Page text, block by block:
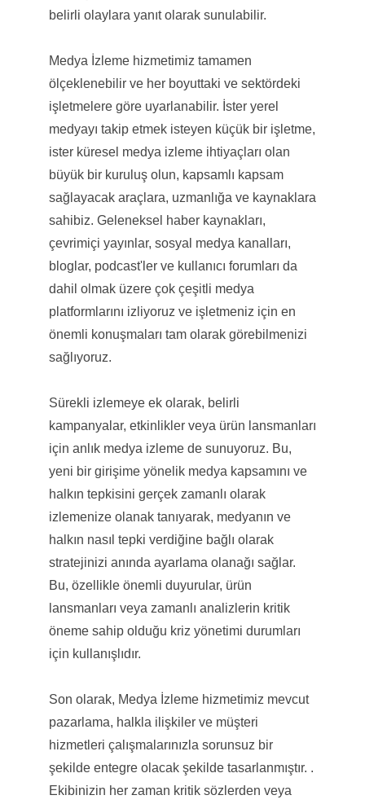
belirli olaylara yanıt olarak sunulabilir.
Medya İzleme hizmetimiz tamamen
ölçeklenebilir ve her boyuttaki ve sektördeki
işletmelere göre uyarlanabilir. İster yerel
medyayı takip etmek isteyen küçük bir işletme,
ister küresel medya izleme ihtiyaçları olan
büyük bir kuruluş olun, kapsamlı kapsam
sağlayacak araçlara, uzmanlığa ve kaynaklara
sahibiz. Geleneksel haber kaynakları,
çevrimiçi yayınlar, sosyal medya kanalları,
bloglar, podcast'ler ve kullanıcı forumları da
dahil olmak üzere çok çeşitli medya
platformlarını izliyoruz ve işletmeniz için en
önemli konuşmaları tam olarak görebilmenizi
sağlıyoruz.
Sürekli izlemeye ek olarak, belirli
kampanyalar, etkinlikler veya ürün lansmanları
için anlık medya izleme de sunuyoruz. Bu,
yeni bir girişime yönelik medya kapsamını ve
halkın tepkisini gerçek zamanlı olarak
izlemenize olanak tanıyarak, medyanın ve
halkın nasıl tepki verdiğine bağlı olarak
stratejinizi anında ayarlama olanağı sağlar.
Bu, özellikle önemli duyurular, ürün
lansmanları veya zamanlı analizlerin kritik
öneme sahip olduğu kriz yönetimi durumları
için kullanışlıdır.
Son olarak, Medya İzleme hizmetimiz mevcut
pazarlama, halkla ilişkiler ve müşteri
hizmetleri çalışmalarınızla sorunsuz bir
şekilde entegre olacak şekilde tasarlanmıştır. .
Ekibinizin her zaman kritik sözlerden veya